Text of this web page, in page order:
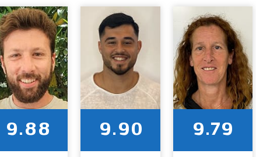
9.79
9.90
9.88